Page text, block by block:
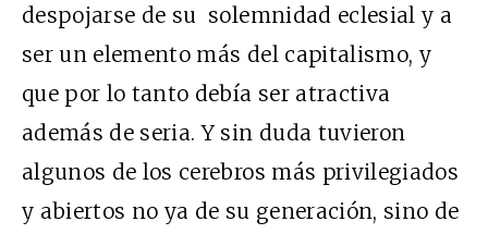
despojarse de su solemnidad eclesial y a
ser un elemento más del capitalismo, y
que por lo tanto debía ser atractiva
además de seria. Y sin duda tuvieron
algunos de los cerebros más privilegiados
y abiertos no ya de su generación, sino de